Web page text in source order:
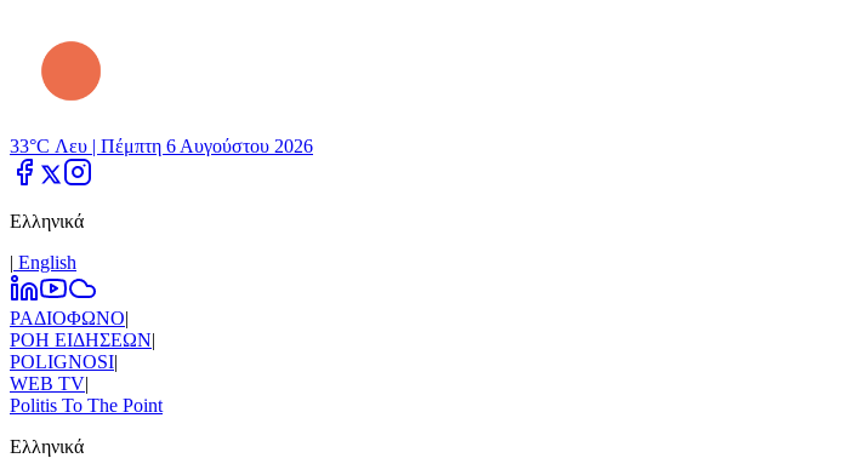
33°C Λευ | Πέμπτη 6 Αυγούστου 2026
Ελληνικά
| Εnglish
ΡΑΔΙΟΦΩΝΟ|
ΡΟΗ ΕΙΔΗΣΕΩΝ|
POLIGNOSI|
WEB TV|
Politis To The Point
Ελληνικά